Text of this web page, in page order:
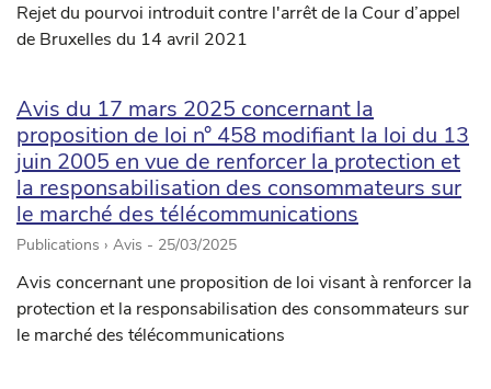
Rejet du pourvoi introduit contre l'arrêt de la Cour d’appel
de Bruxelles du 14 avril 2021
Avis du 17 mars 2025 concernant la
proposition de loi n° 458 modifiant la loi du 13
juin 2005 en vue de renforcer la protection et
la responsabilisation des consommateurs sur
le marché des télécommunications
Publications › Avis - 25/03/2025
Avis concernant une proposition de loi visant à renforcer la
protection et la responsabilisation des consommateurs sur
le marché des télécommunications